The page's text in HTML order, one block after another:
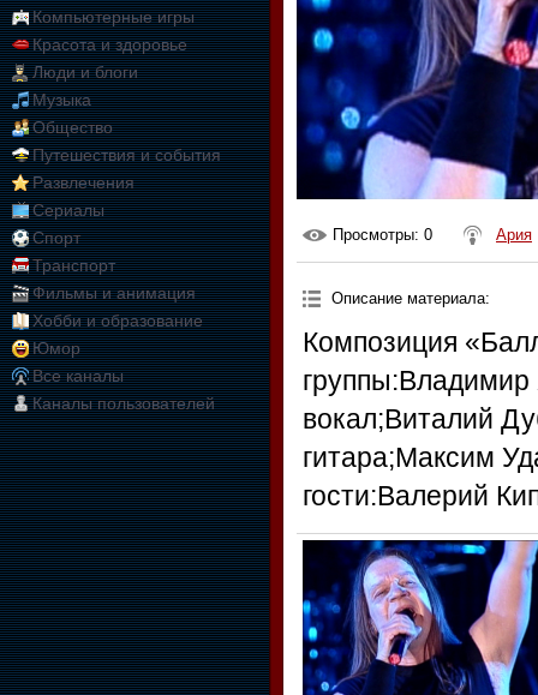
Компьютерные игры
Красота и здоровье
Люди и блоги
Музыка
Общество
Путешествия и события
Развлечения
Сериалы
Спорт
Транспорт
Фильмы и анимация
Хобби и образование
Юмор
Все каналы
Каналы пользователей
Просмотры: 0 Ария
Описание материала:
Композиция
вокал;Виталий
гитара;Максим
гости:Валерий